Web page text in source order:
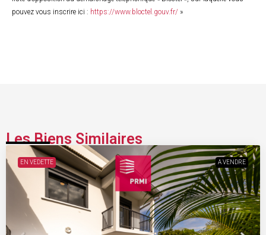
pouvez vous inscrire ici : https://www.bloctel.gouv.fr/ »
Les Biens Similaires
EN VEDETTE A VENDRE